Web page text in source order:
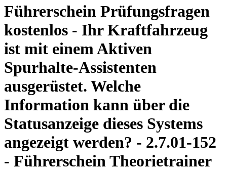
Führerschein Prüfungsfragen
kostenlos - Ihr Kraftfahrzeug
ist mit einem Aktiven
Spurhalte-Assistenten
ausgerüstet. Welche
Information kann über die
Statusanzeige dieses Systems
angezeigt werden? - 2.7.01-152
- Führerschein Theorietrainer